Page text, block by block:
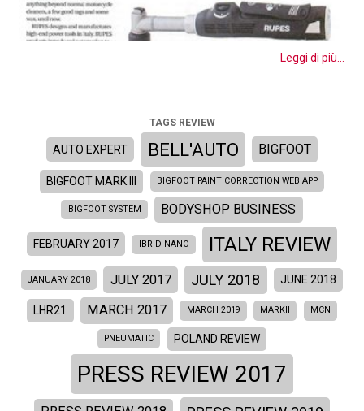
Leggi di più...
TAGS REVIEW
AUTO EXPERT BELL'AUTO BIGFOOT
BIGFOOT MARK III BIGFOOT PAINT CORRECTION WEB APP
BIGFOOT SYSTEM BODYSHOP BUSINESS
FEBRUARY 2017 IBRID NANO ITALY REVIEW
JANUARY 2018 JULY 2017 JULY 2018 JUNE 2018
LHR21 MARCH 2017 MARCH 2019 MARKII MCN
PNEUMATIC POLAND REVIEW
PRESS REVIEW 2017